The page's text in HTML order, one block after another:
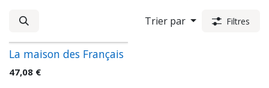
Trier par Filtres
La maison des Français
47,08 €